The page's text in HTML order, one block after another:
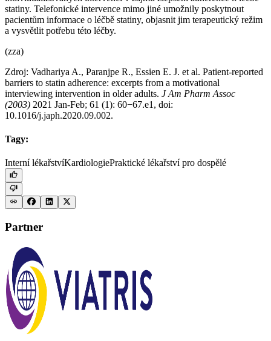
statiny. Telefonické intervence mimo jiné umožnily poskytnout
pacientům informace o léčbě statiny, objasnit jim terapeutický režim
a vysvětlit potřebu této léčby.
(zza)
Zdroj: Vadhariya A., Paranjpe R., Essien E. J. et al. Patient-reported
barriers to statin adherence: excerpts from a motivational
interviewing intervention in older adults. J Am Pharm Assoc
(2003) 2021 Jan-Feb; 61 (1): 60−67.e1, doi:
10.1016/j.japh.2020.09.002.
Tagy:
Interní lékařstvíKardiologiePraktické lékařství pro dospělé
Partner